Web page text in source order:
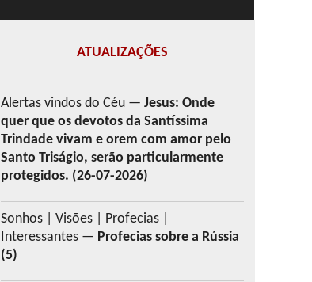
ATUALIZAÇÕES
Alertas vindos do Céu — Jesus: Onde
quer que os devotos da Santíssima
Trindade vivam e orem com amor pelo
Santo Triságio, serão particularmente
protegidos. (26-07-2026)
Sonhos | Visões | Profecias |
Interessantes — Profecias sobre a Rússia
(5)